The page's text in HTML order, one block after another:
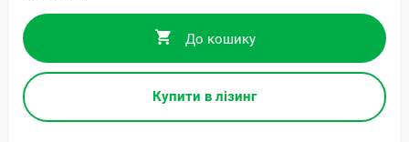
До кошику
Купити в лізинг